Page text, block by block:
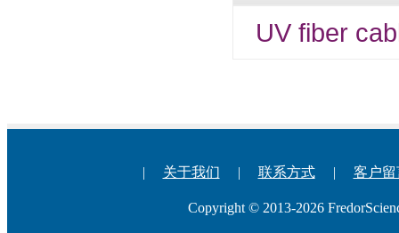
UV fiber
| 关于我们 | 联系方式 | 客户留
Copyright © 2013-2026